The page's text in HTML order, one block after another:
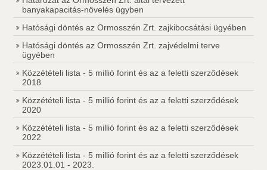
banyakapacitás-növelés ügyben
Hatósági döntés az Ormosszén Zrt. zajkibocsátási ügyében
Hatósági döntés az Ormosszén Zrt. zajvédelmi terve
ügyében
Közzétételi lista - 5 millió forint és az a feletti szerződések
2018
Közzétételi lista - 5 millió forint és az a feletti szerződések
2020
Közzétételi lista - 5 millió forint és az a feletti szerződések
2022
Közzétételi lista - 5 millió forint és az a feletti szerződések
2023.01.01 - 2023.